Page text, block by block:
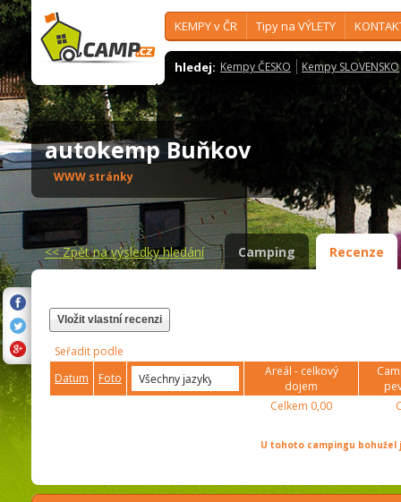
KEMPY v ČR Tipy na VÝLETY
hledej: Kempy ČESKO Kempy SLOVENSKO
autokemp Buňkov
WWW stránky
<<Zpět na výsledky hledání Camping Recenze
Vložit vlastní recenzi
Seřadit podle
Datum
Foto
Areál - celkový
dojem
Celkem 0,00
U tohoto campingu